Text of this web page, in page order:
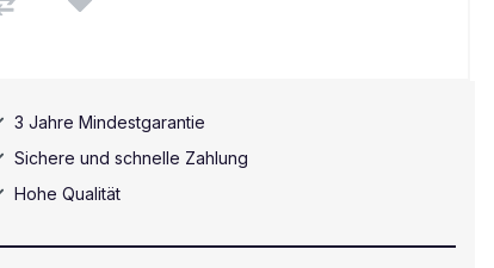
3 Jahre Mindestgarantie
Sichere und schnelle Zahlung
Hohe Qualität